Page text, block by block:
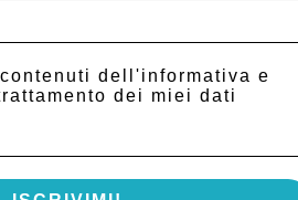
dell'informativa e
dei miei dati